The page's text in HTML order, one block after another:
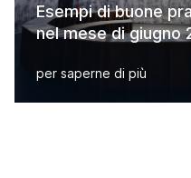
Esempi di buone
nel mese di giugno
per saperne di più